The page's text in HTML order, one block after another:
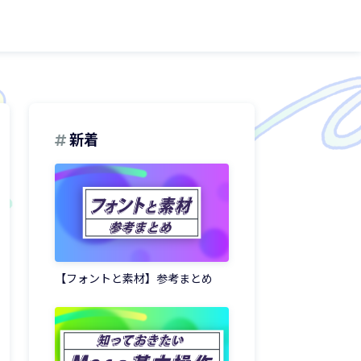
新着
【フォントと素材】参考まとめ